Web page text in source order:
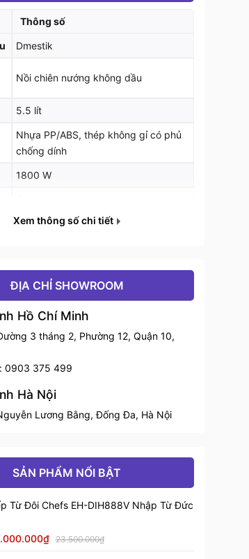
Thông số
Dmestik
Nồi chiên nướng không dầu
5.5 lít
Nhựa PP/ABS, thép không gỉ có phủ
chống dính
1800 W
Xem thông số chi tiết
ĐỊA CHỈ SHOWROOM
Hồ Chí Minh
3 tháng 2, Phường 12, Quận 10,
0903 375 499
Hà Nội
Lương Bằng, Đống Đa, Hà Nội
SẢN PHẨM NỔI BẬT
Từ Đôi Chefs EH-DIH888V Nhập Từ Đức
23.500.000₫